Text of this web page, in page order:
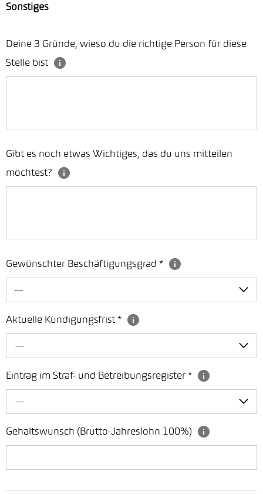
Sonstiges
Deine 3 Gründe, wieso du die richtige Person für diese
Stelle bist
Gibt es noch etwas Wichtiges, das du uns mitteilen
möchtest?
Gewünschter Beschäftigungsgrad *
---
Aktuelle Kündigungsfrist *
---
Eintrag im Straf- und Betreibungsregister *
---
Gehaltswunsch (Brutto-Jahreslohn 100%)